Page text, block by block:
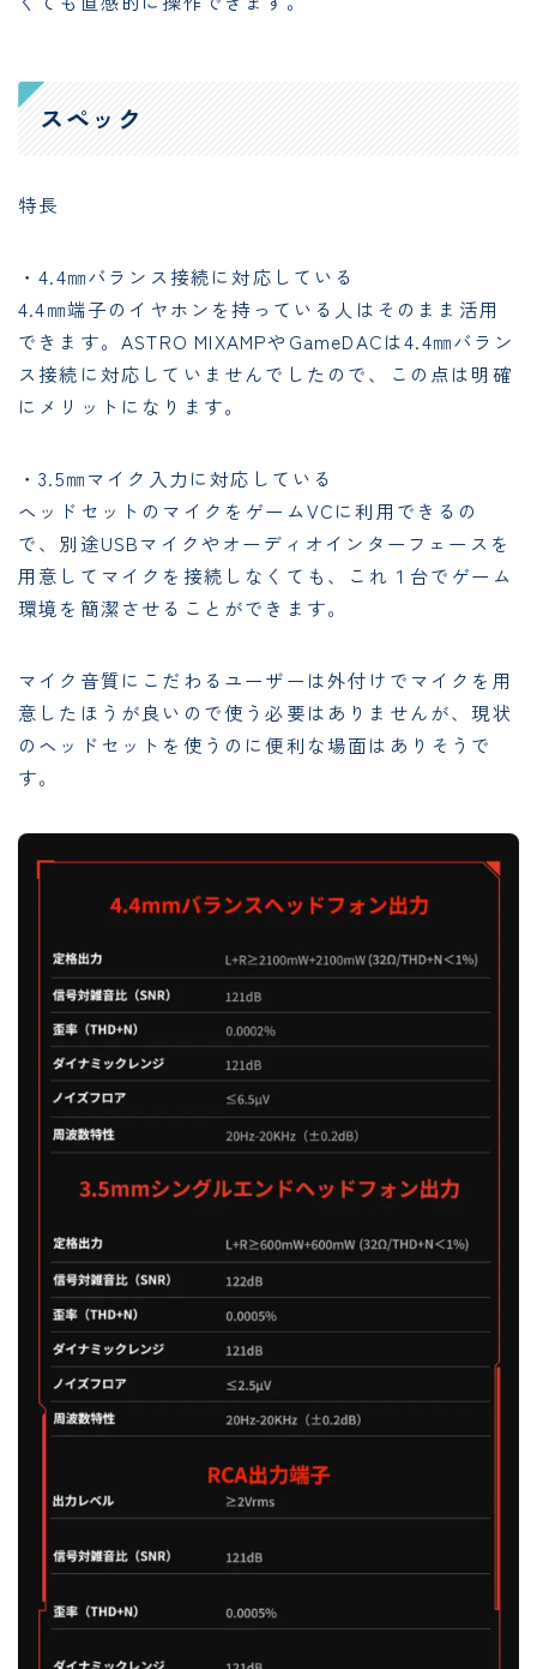
スペック
特長
・4.4㎜バランス接続に対応している
4.4㎜端子のイヤホンを持っている人はそのまま活用
できます。ASTRO MIXAMPやGameDACは4.4㎜バラン
ス接続に対応していませんでしたので、この点は明確
にメリットになります。
・3.5㎜マイク入力に対応している
ヘッドセットのマイクをゲームVCに利用できるの
で、別途USBマイクやオーディオインターフェースを
用意してマイクを接続しなくても、これ１台でゲーム
環境を簡潔させることができます。
マイク音質にこだわるユーザーは外付けでマイクを用
意したほうが良いので使う必要はありませんが、現状
のヘッドセットを使うのに便利な場面はありそうで
す。